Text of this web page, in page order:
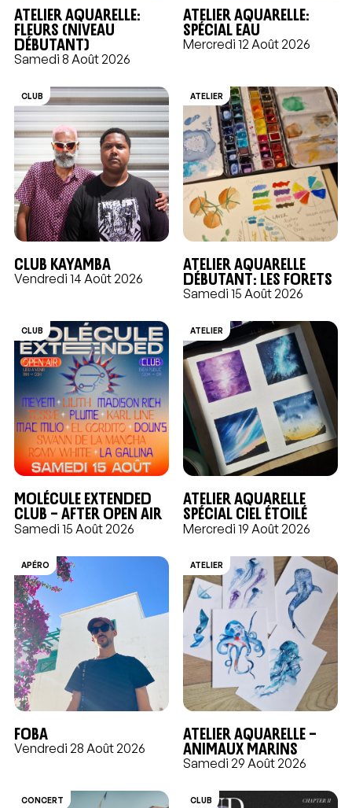
Atelier aquarelle:
Fleurs (niveau
débutant)
Samedi 8 Août 2026
Atelier aquarelle:
Spécial EAU
Mercredi 12 Août 2026
CLUB
CLUB KAYAMBA
Vendredi 14 Août 2026
ATELIER
Atelier aquarelle
débutant: Les forets
Samedi 15 Août 2026
CLUB
Molécule Extended
Club – After Open air
Samedi 15 Août 2026
ATELIER
Atelier aquarelle
Spécial Ciel étoilé
Mercredi 19 Août 2026
APÉRO
FOBA
Vendredi 28 Août 2026
ATELIER
Atelier aquarelle –
Animaux marins
Samedi 29 Août 2026
CONCERT CLUB